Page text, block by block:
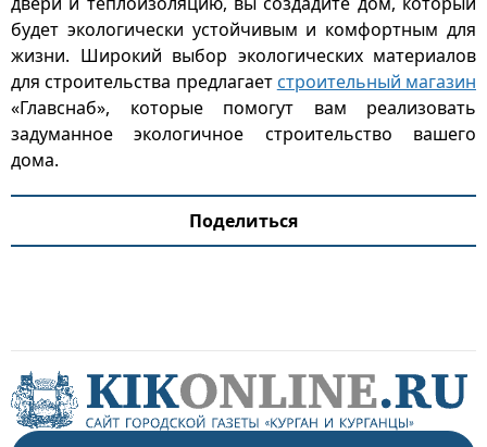
будет экологически устойчивым и комфортным для
жизни. Широкий выбор экологических материалов
для строительства предлагает строительный магазин
«Главснаб», которые помогут вам реализовать
задуманное экологичное строительство вашего
дома.
Поделиться